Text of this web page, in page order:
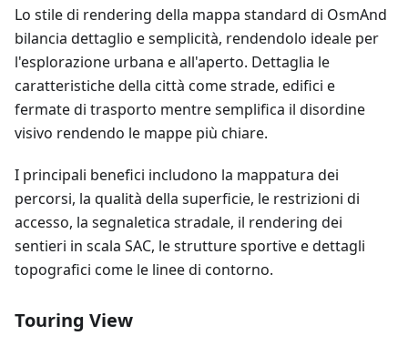
Lo stile di rendering della mappa standard di OsmAnd
bilancia dettaglio e semplicità, rendendolo ideale per
l'esplorazione urbana e all'aperto. Dettaglia le
caratteristiche della città come strade, edifici e
fermate di trasporto mentre semplifica il disordine
visivo rendendo le mappe più chiare.
I principali benefici includono la mappatura dei
percorsi, la qualità della superficie, le restrizioni di
accesso, la segnaletica stradale, il rendering dei
sentieri in scala SAC, le strutture sportive e dettagli
topografici come le linee di contorno.
Touring View